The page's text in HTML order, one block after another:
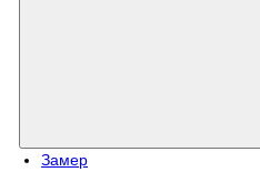
Замер